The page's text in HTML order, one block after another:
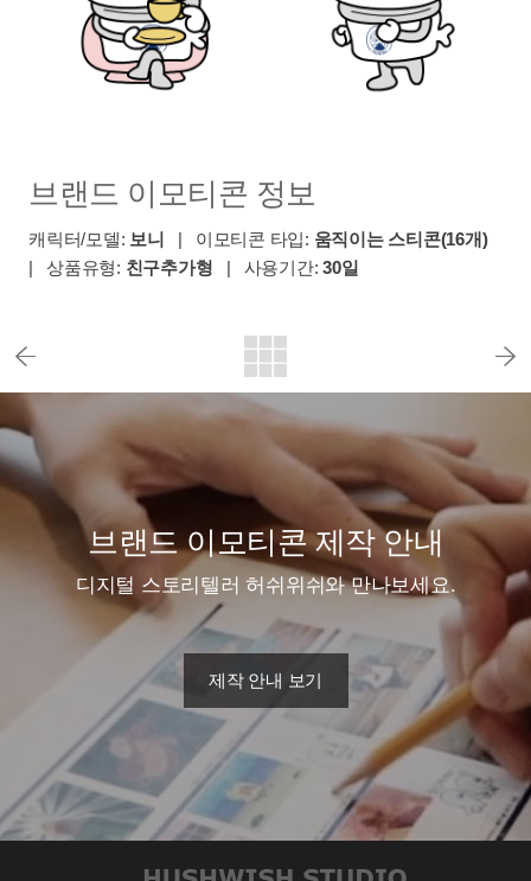
브랜드 이모티콘 정보
캐릭터/모델: 보니 | 이모티콘 타입: 움직이는 스티콘(16개)
| 상품유형: 친구추가형 | 사용기간: 30일
브랜드 이모티콘 제작 안내
디지털 스토리텔러 허쉬위쉬와 만나보세요.
제작 안내 보기